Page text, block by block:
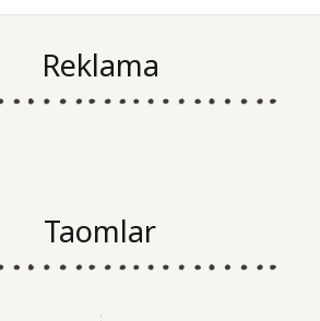
Reklama
Taomlar